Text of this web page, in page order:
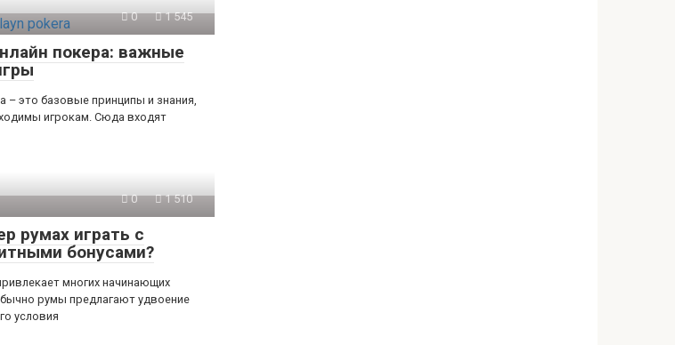
0 1 545
покера: важные
– это базовые принципы и знания,
игрокам. Сюда входят
0 1 510
румах играть с
бонусами?
многих начинающих
румы предлагают удвоение
условия